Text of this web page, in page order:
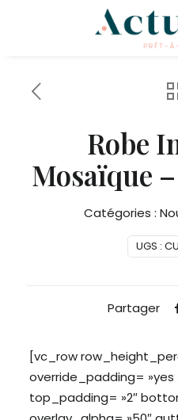
Robe
Mosaïque
UGS :
Catégories :
Partager
[vc_row
override_padding= »yes
top_padding= »2″